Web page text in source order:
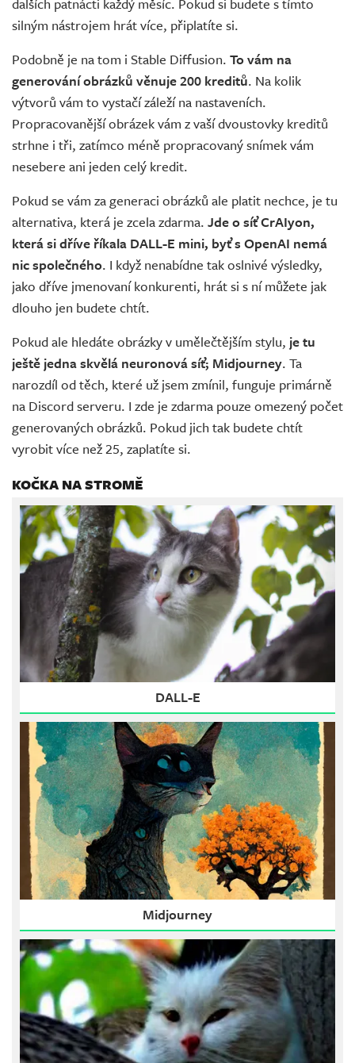
silným nástrojem hrát více, připlatíte si.
Podobně je na tom i Stable Diffusion. To vám na
generování obrázků věnuje 200 kreditů. Na kolik
výtvorů vám to vystačí záleží na nastaveních.
Propracovanější obrázek vám z vaší dvoustovky kreditů
strhne i tři, zatímco méně propracovaný snímek vám
nesebere ani jeden celý kredit.
Pokud se vám za generaci obrázků ale platit nechce, je tu
alternativa, která je zcela zdarma. Jde o síť CrAIyon,
která si dříve říkala DALL-E mini, byť s OpenAI nemá
nic společného. I když nenabídne tak oslnivé výsledky,
jako dříve jmenovaní konkurenti, hrát si s ní můžete jak
dlouho jen budete chtít.
Pokud ale hledáte obrázky v umělečtějším stylu, je tu
ještě jedna skvělá neuronová síť; Midjourney. Ta
narozdíl od těch, které už jsem zmínil, funguje primárně
na Discord serveru. I zde je zdarma pouze omezený počet
generovaných obrázků. Pokud jich tak budete chtít
vyrobit více než 25, zaplatíte si.
KOČKA NA STROMĚ
DALL-E
Midjourney